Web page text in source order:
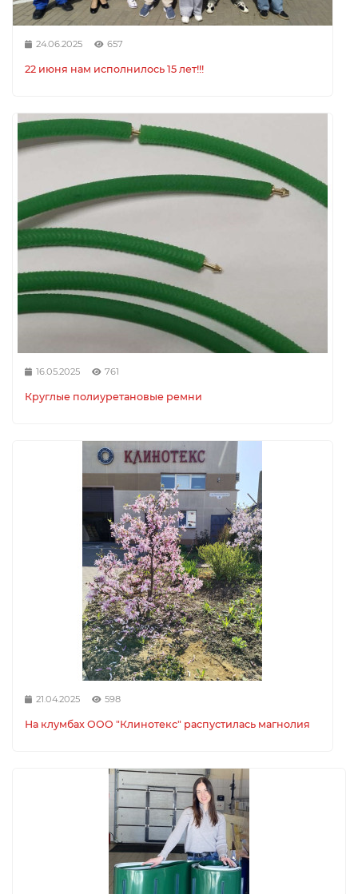
24.06.2025 657
22 июня нам исполнилось 15 лет!!!
16.05.2025 761
Круглые полиуретановые ремни
21.04.2025 598
На клумбах ООО "Клинотекс" распустилась магнолия